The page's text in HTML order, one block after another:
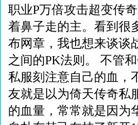
职业P万倍攻击超变传
着鼻子走的主。看到很
布网章，我也想来谈谈
之间的PK法则。 不管
私服刻注意自己的血，
友就是以为倚天传奇私
的血量，常常就是因为